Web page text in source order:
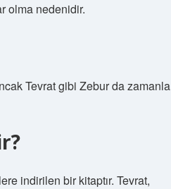
olma nedenidir.
Tevrat gibi Zebur da zamanla
indirilen bir kitaptır. Tevrat,